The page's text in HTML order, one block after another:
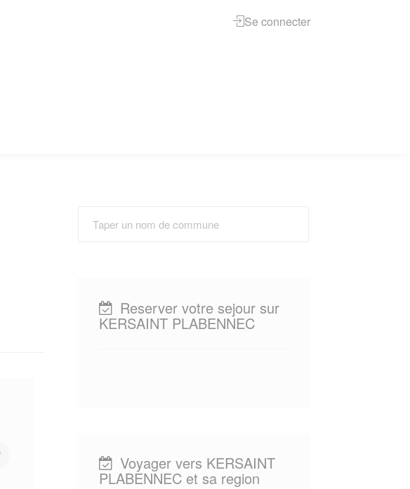
Se connecter
Reserver votre sejour sur
KERSAINT PLABENNEC
Voyager vers KERSAINT
PLABENNEC et sa region